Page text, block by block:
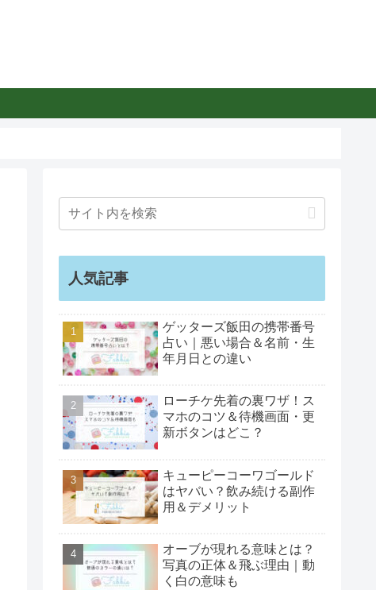
人気記事
ゲッターズ飯田の携帯番号
占い｜悪い場合＆名前・生
年月日との違い
ローチケ先着の裏ワザ！ス
マホのコツ＆待機画面・更
新ボタンはどこ？
キューピーコーワゴールド
はヤバい？飲み続ける副作
用＆デメリット
オーブが現れる意味とは？
写真の正体＆飛ぶ理由｜動
く白の意味も